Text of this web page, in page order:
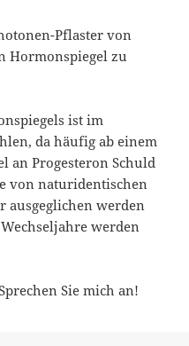
Pflaster von
Hormonspiegel zu
ist im
da häufig ab einem
an Progesteron Schuld
von naturidentischen
ausgeglichen werden
werden
Sie mich an!